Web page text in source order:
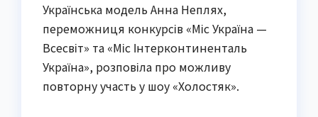
Українська модель Анна Неплях,
переможниця конкурсів «Міс Україна —
Всесвіт» та «Міс Інтерконтиненталь
Україна», розповіла про можливу
повторну участь у шоу «Холостяк».